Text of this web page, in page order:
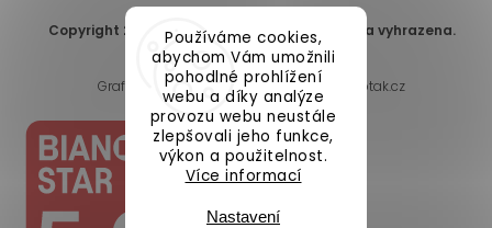
Používáme cookies,
abychom Vám umožnili
pohodlné prohlížení
webu a díky analýze
provozu webu neustále
zlepšovali jeho funkce,
výkon a použitelnost.
Více informací
Nastavení
Copyright 2026 DomaLEP s.r.o. . Všechna práva vyhrazena.
Upravit nastavení cookies
Grafický návrh vytvořil a nakódoval
Shoptak.cz